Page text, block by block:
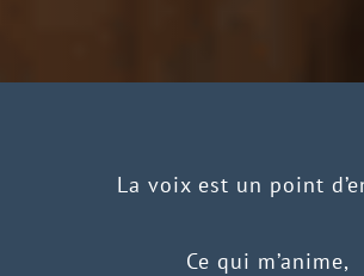
La voix est un point
Ce qui m’anime,